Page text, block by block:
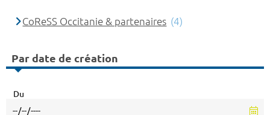
CoReSS Occitanie & partenaires (4)
Par date de création
Du